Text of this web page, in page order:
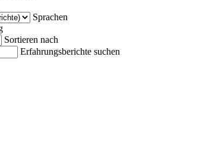
Sprachen
Sortieren nach
Erfahrungsberichte suchen